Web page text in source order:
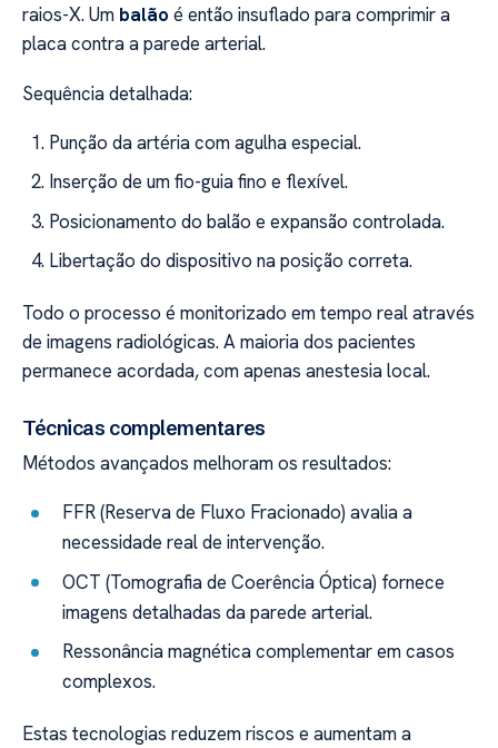
raios-X. Um balão é então insuflado para comprimir a
placa contra a parede arterial.
Sequência detalhada:
Punção da artéria com agulha especial.
Inserção de um fio-guia fino e flexível.
Posicionamento do balão e expansão controlada.
Libertação do dispositivo na posição correta.
Todo o processo é monitorizado em tempo real através
de imagens radiológicas. A maioria dos pacientes
permanece acordada, com apenas anestesia local.
Técnicas complementares
Métodos avançados melhoram os resultados:
FFR (Reserva de Fluxo Fracionado) avalia a
necessidade real de intervenção.
OCT (Tomografia de Coerência Óptica) fornece
imagens detalhadas da parede arterial.
Ressonância magnética complementar em casos
complexos.
Estas tecnologias reduzem riscos e aumentam a